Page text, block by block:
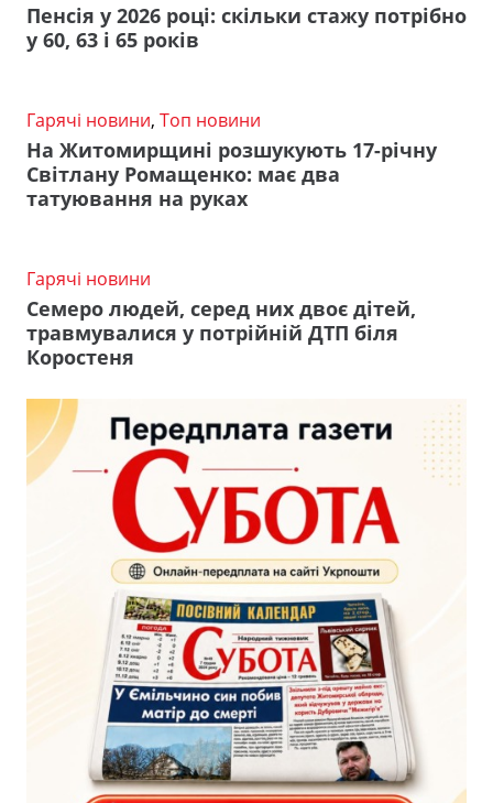
Пенсія у 2026 році: скільки стажу потрібно
у 60, 63 і 65 років
Гарячі новини, Топ новини
На Житомирщині розшукують 17-річну
Світлану Ромащенко: має два
татуювання на руках
Гарячі новини
Семеро людей, серед них двоє дітей,
травмувалися у потрійній ДТП біля
Коростеня